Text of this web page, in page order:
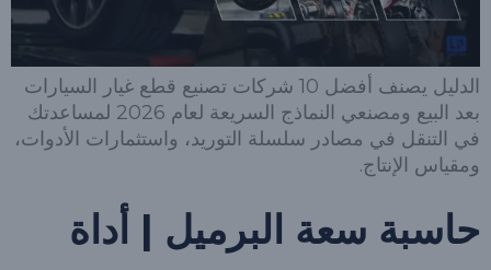
الدليل يصنف أفضل 10 شركات تصنيع قطع غيار السيارات
بعد البيع ومصنعي النماذج السريعة لعام 2026 لمساعدتك
في التنقل في مصادر سلسلة التوريد، واستثمارات الأدوات،
ومقياس الإنتاج.
حاسبة سعة البرميل | أداة